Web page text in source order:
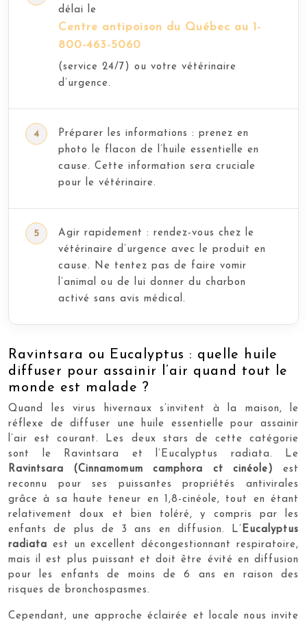
délai le
Centre antipoison du Québec au 1-
800-463-5060
(service 24/7) ou votre vétérinaire
d’urgence.
Préparer les informations : prenez en
photo le flacon de l’huile essentielle en
cause. Cette information sera cruciale
pour le vétérinaire.
Agir rapidement : rendez-vous chez le
vétérinaire d’urgence avec le produit en
cause. Ne tentez pas de faire vomir
l’animal ou de lui donner du charbon
activé sans avis médical.
Ravintsara ou Eucalyptus : quelle huile
diffuser pour assainir l’air quand tout le
monde est malade ?
Quand les virus hivernaux s’invitent à la maison, le
réflexe de diffuser une huile essentielle pour assainir
l’air est courant. Les deux stars de cette catégorie
sont le Ravintsara et l’Eucalyptus radiata. Le
Ravintsara (Cinnamomum camphora ct cinéole)
est
reconnu pour ses puissantes propriétés antivirales
grâce à sa haute teneur en 1,8-cinéole, tout en étant
relativement doux et bien toléré, y compris par les
enfants de plus de 3 ans en diffusion. L’ Eucalyptus
radiata est un excellent décongestionnant respiratoire,
mais il est plus puissant et doit être évité en diffusion
pour les enfants de moins de 6 ans en raison des
risques de bronchospasmes.
Cependant, une approche éclairée et locale nous invite